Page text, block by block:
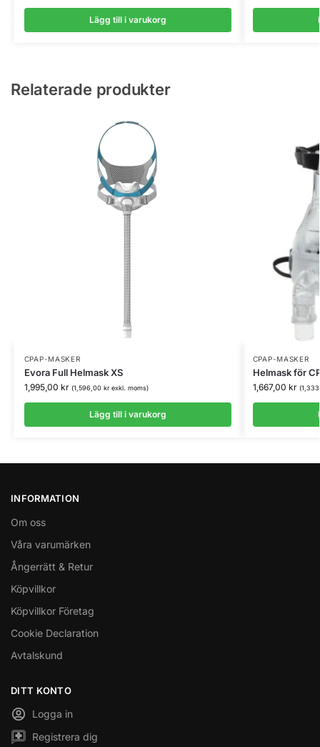
Lägg till i varukorg
Relaterade produkter
CPAP-MASKER
Evora Full Helmask XS
1,995,00 kr (1,596,00 krexkl. moms)
Lägg till i varukorg
CPAP-MASKER
Helmask för
1,667,00 kr (
INFORMATION
Om oss
Våra varumärken
Ångerrätt & Retur
Köpvillkor
Köpvillkor Företag
Cookie Declaration
Avtalskund
DITT KONTO
Logga in
Registrera dig